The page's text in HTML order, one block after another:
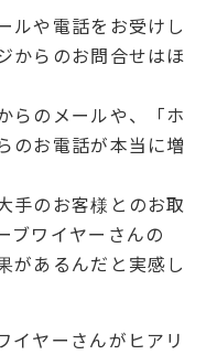
ルや電話をお受けし
からのお問合せはほ
らのメールや、「ホ
のお電話が本当に増
手のお客様とのお取
ブワイヤーさんの
があるんだと実感し
イヤーさんがヒアリ